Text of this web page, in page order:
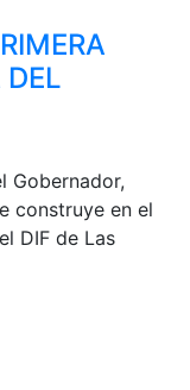
Gobernador,
construye en el
DIF de Las